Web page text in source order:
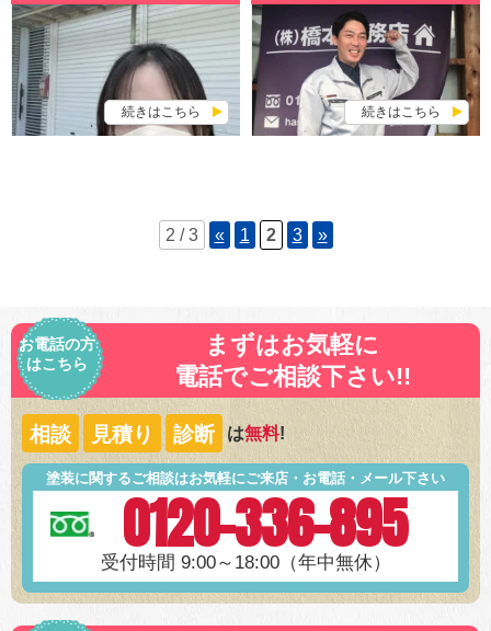
続きはこちら 続きはこちら
2 / 3 « 1 2 3 »
お電話の方
はこちら
まずはお気軽に
電話でご相談下さい!!
相談 見積り 診断 は無料!
塗装に関するご相談はお気軽にご来店・お電話・メール下さい
0120-336-895
受付時間 9:00～18:00（年中無休）